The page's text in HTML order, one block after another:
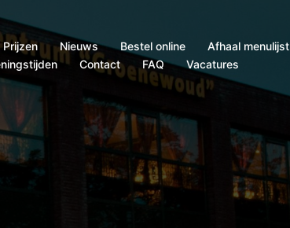
Prijzen Nieuws Bestel online Afhaal menulijst
Contact FAQ Vacatures